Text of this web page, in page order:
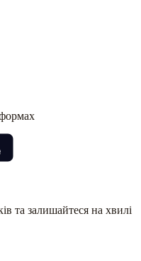
та залишайтеся на хвилі